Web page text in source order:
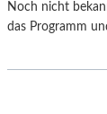
Noch nicht
das Programm